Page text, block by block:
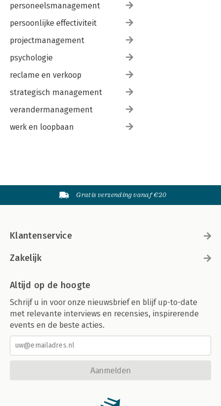
personeelsmanagement
persoonlijke effectiviteit
projectmanagement
psychologie
reclame en verkoop
strategisch management
verandermanagement
werk en loopbaan
Gratis verzending vanaf €20
Klantenservice
Zakelijk
Altijd op de hoogte
Schrijf u in voor onze nieuwsbrief en blijf up-to-date
met relevante interviews en recensies, inspirerende
events en de beste acties.
Aanmelden